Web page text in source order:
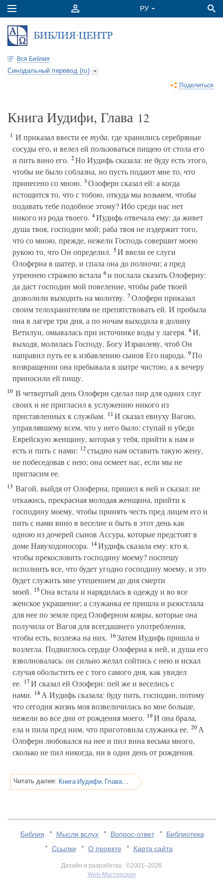
Вся Библия
Синодальный перевод (ru)
Поделиться
Книга Иудифи, Глава 12
1 И приказал ввести еетуда, где хранились серебряные
сосуды его, и велел ей пользоваться пищею от стола его
и пить вино его. 2Но Иудифь сказала: не буду есть этого,
чтобы не было соблазна, но пусть подают мне то, что
принесено со мною. 3Олоферн сказал ей: а когда
истощится то, что с тобою, откуда мы возьмем, чтобы
подавать тебе подобное этому? Ибо среди нас нет
никого из рода твоего. 4Иудифь отвечала ему: да живет
душа твоя, господин мой; раба твоя не издержит того,
что со мною, прежде, нежели Господь совершит моею
рукою то, что Он определил. 5И ввели ее слуги
Олоферна в шатер, и спала она до полночи; а пред
утреннею стражею встала 6и послала сказать Олоферну:
да даст господин мой повеление, чтобы рабе твоей
дозволили выходить на молитву. 7Олоферн приказал
своим телохранителям не препятствовать ей. И пробыла
она в лагере три дня, а по ночам выходила в долину
Ветилуи, омывалась при источнике воды у лагеря. 8И,
выходя, молилась Господу, Богу Израилеву, чтоб Он
направил путь ее к избавлению сынов Его народа. 9По
возвращении она пребывала в шатре чистою, а к вечеру
приносили ей пищу.
10 В четвертый день Олоферн сделал пир для одних слуг
своих и не пригласил к услужению никого из
приставленных к службам. 11И сказал евнуху Вагою,
управлявшему всем, что у него было: ступай и убеди
Еврейскую женщину, которая у тебя, прийти к нам и
есть и пить с нами: 12стыдно нам оставить такую жену,
не побеседовав с нею; она осмеет нас, если мы не
пригласим ее.
13 Вагой, выйдя от Олоферна, пришел к ней и сказал: не
откажись, прекрасная молодая женщина, прийти к
господину моему, чтобы принять честь пред лицем его и
пить с нами вино в веселие и быть в этот день как
одною из дочерей сынов Ассура, которые предстоят в
доме Навуходоносора. 14Иудифь сказала ему: кто я,
чтобы прекословить господину моему? поспешу
исполнить все, что будет угодно господину моему, и это
будет служить мне утешением до дня смерти
моей. 15Она встала и нарядилась в одежду и во все
женское украшение; а служанка ее пришла и разостлала
для нее по земле пред Олоферном ковры, которые она
получила от Вагоя для всегдашнего употребления,
чтобы есть, возлежа на них. 16Затем Иудифь пришла и
возлегла. Подвиглось сердце Олоферна к ней, и душа его
взволновалась: он сильно желал сойтись с нею и искал
случая обольстить ее с того самого дня, как увидел
ее. 17И сказал ей Олоферн: пей же и веселись с
нами. 18А Иудифь сказала: буду пить, господин, потому
что сегодня жизнь моя возвеличилась во мне больше,
нежели во все дни от рождения моего. 19И она брала,
ела и пила пред ним, что приготовила служанка ее. 20А
Олоферн любовался на нее и пил вина весьма много,
сколько не пил никогда, ни в один день от рождения.
Читать далее: Книга Иудифи, Глава 13
Библия Мысли вслух Вопрос-ответ
Библиотека
Ссылки
О проекте Карта сайта
Дизайн и разработка: ©2001–2026
Web-Мастерская